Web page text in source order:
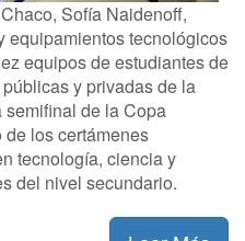
Sofía Naidenoff,
equipamientos tecnológicos
equipos de estudiantes de
y privadas de la
de la Copa
los certámenes
tecnología, ciencia y
del nivel secundario.